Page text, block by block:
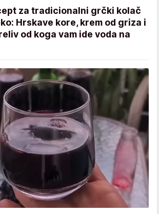
za tradicionalni grčki kolač
Hrskave kore, krem od griza i
od koga vam ide voda na